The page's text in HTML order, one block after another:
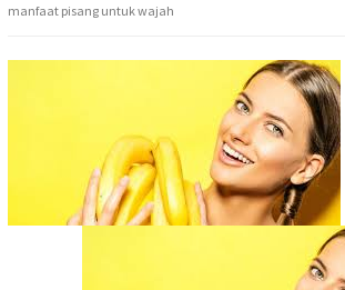
manfaat pisang untuk wajah